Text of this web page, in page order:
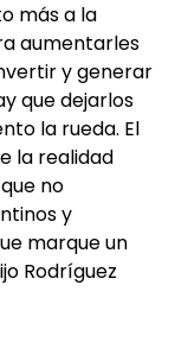
más a la
aumentarles
y generar
que dejarlos
la rueda. El
la realidad
no
y
marque un
Rodríguez